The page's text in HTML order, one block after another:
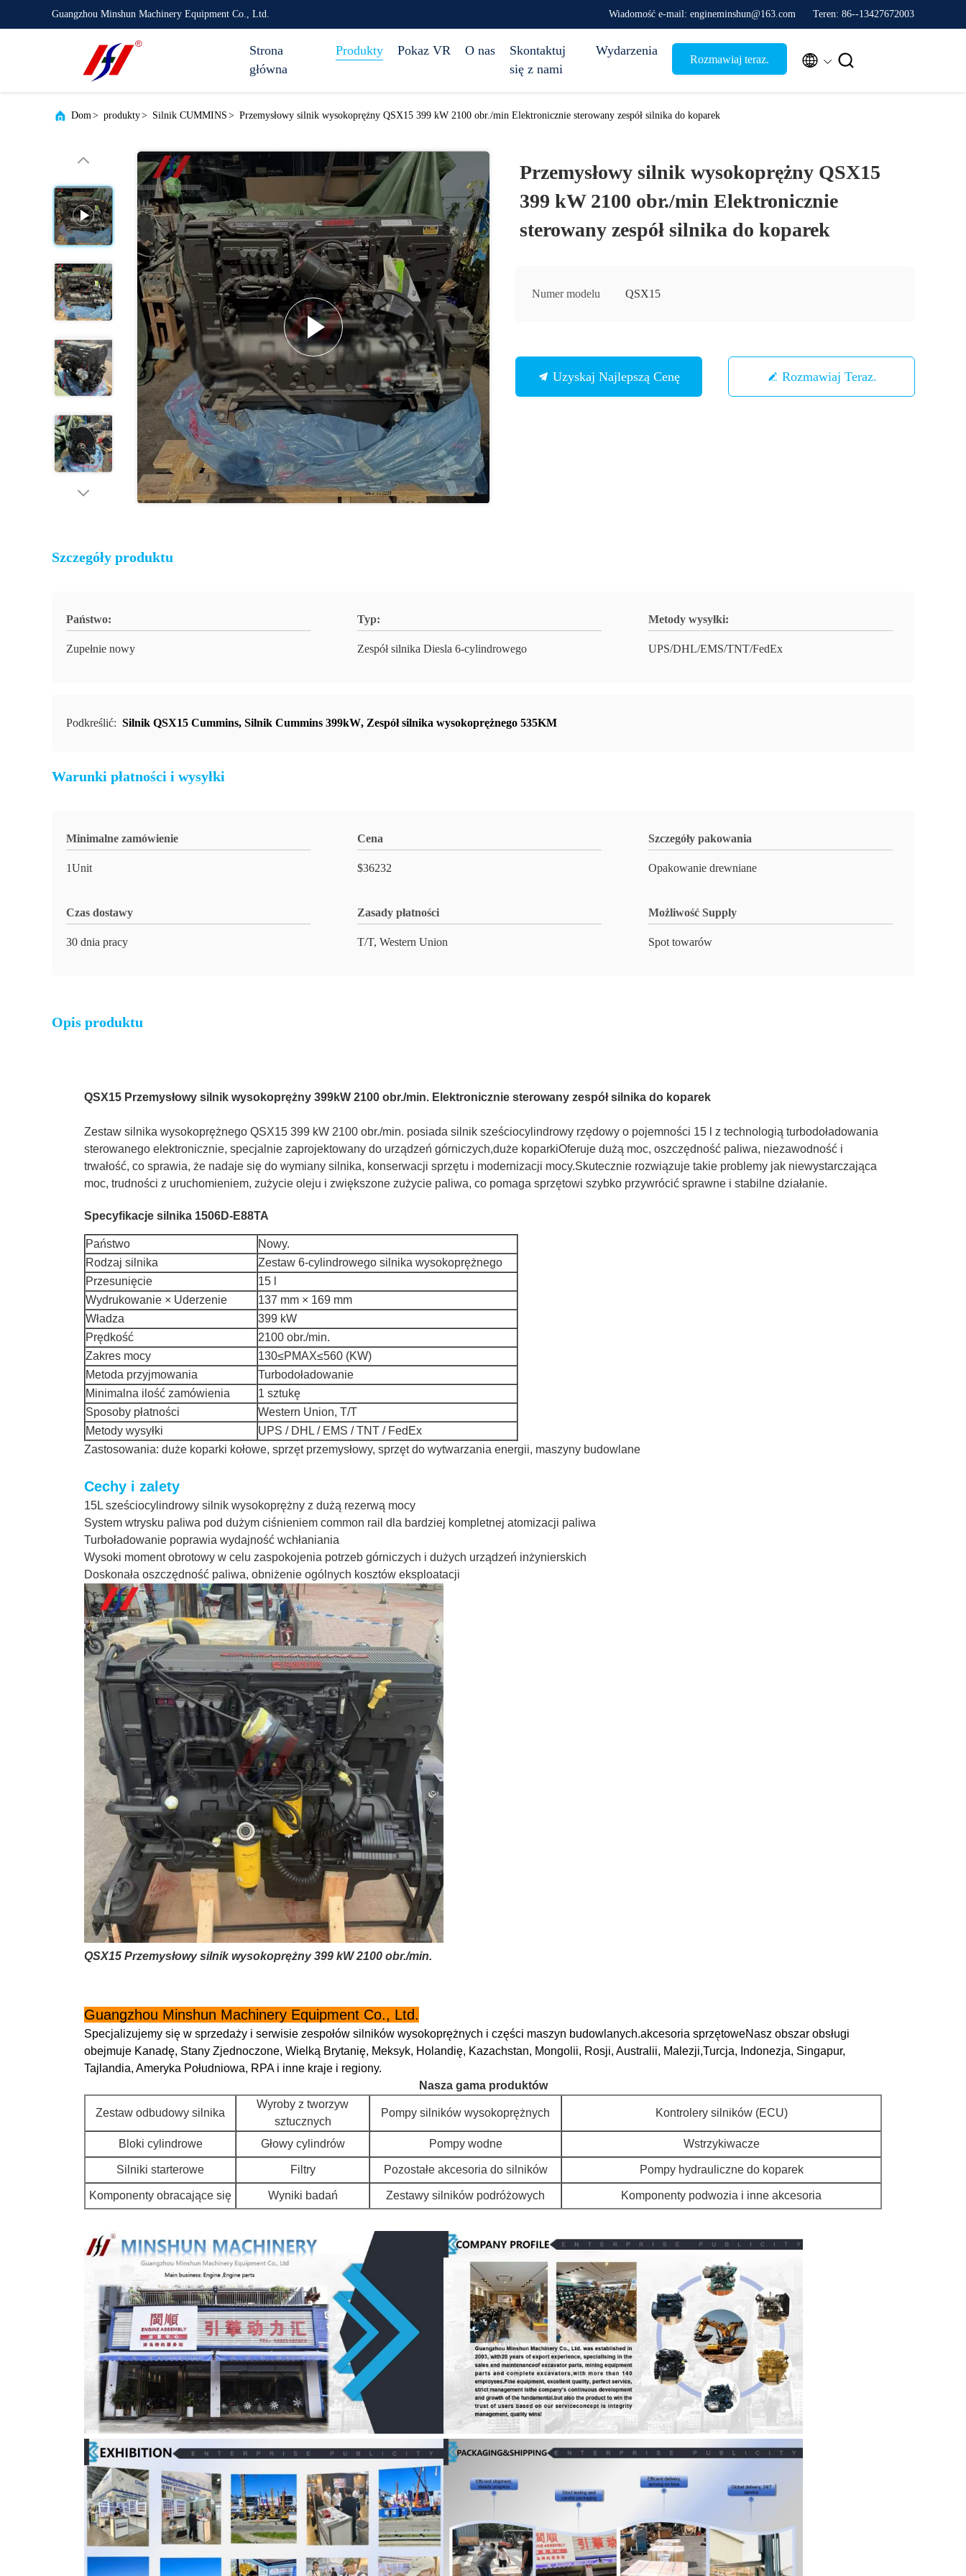
Guangzhou Minshun Machinery Equipment Co., Ltd. Wiadomość e-mail: engineminshun@163.com Teren: 86--13427672003
Strona
główna
Produkty Pokaz VR O nas
Skontaktuj
się z nami
Wydarzenia
Rozmawiaj teraz.  
Dom> produkty> Silnik CUMMINS > Przemysłowy silnik wysokoprężny QSX15 399 kW 2100 obr./min Elektronicznie sterowany zespół silnika do koparek
Przemysłowy silnik wysokoprężny QSX15
399 kW 2100 obr./min Elektronicznie
sterowany zespół silnika do koparek
Numer modelu QSX15
Uzyskaj Najlepszą Cenę Rozmawiaj Teraz.
Szczegóły produktu
Państwo:
Zupełnie nowy
Typ:
Zespół silnika Diesla 6-cylindrowego
Metody wysyłki:
UPS/DHL/EMS/TNT/FedEx
Podkreślić: Silnik QSX15 Cummins, Silnik Cummins 399kW, Zespół silnika wysokoprężnego 535KM
Warunki płatności i wysyłki
Minimalne zamówienie
1Unit
Cena
$36232
Szczegóły pakowania
Opakowanie drewniane
Czas dostawy
30 dnia pracy
Zasady płatności
T/T, Western Union
Możliwość Supply
Spot towarów
Opis produktu
QSX15 Przemysłowy silnik wysokoprężny 399kW 2100 obr./min. Elektronicznie sterowany zespół silnika do koparek
Zestaw silnika wysokoprężnego QSX15 399 kW 2100 obr./min. posiada silnik sześciocylindrowy rzędowy o pojemności 15 l z technologią turbodoładowania
sterowanego elektronicznie, specjalnie zaprojektowany do urządzeń górniczych,duże koparkiOferuje dużą moc, oszczędność paliwa, niezawodność i
trwałość, co sprawia, że nadaje się do wymiany silnika, konserwacji sprzętu i modernizacji mocy.Skutecznie rozwiązuje takie problemy jak niewystarczająca
moc, trudności z uruchomieniem, zużycie oleju i zwiększone zużycie paliwa, co pomaga sprzętowi szybko przywrócić sprawne i stabilne działanie.
Specyfikacje silnika 1506D-E88TA
Państwo
Nowy.
Rodzaj silnika
Zestaw 6-cylindrowego silnika wysokoprężnego
Przesunięcie
15 l
Wydrukowanie × Uderzenie
137 mm × 169 mm
Władza
399 kW
Prędkość
2100 obr./min.
Zakres mocy
130≤PMAX≤560 (KW)
Metoda przyjmowania
Turbodoładowanie
Minimalna ilość zamówienia
1 sztukę
Sposoby płatności
Western Union, T/T
Metody wysyłki
UPS / DHL / EMS / TNT / FedEx
Zastosowania: duże koparki kołowe, sprzęt przemysłowy, sprzęt do wytwarzania energii, maszyny budowlane
Cechy i zalety
15L sześciocylindrowy silnik wysokoprężny z dużą rezerwą mocy
System wtrysku paliwa pod dużym ciśnieniem common rail dla bardziej kompletnej atomizacji paliwa
Turboładowanie poprawia wydajność wchłaniania
Wysoki moment obrotowy w celu zaspokojenia potrzeb górniczych i dużych urządzeń inżynierskich
Doskonała oszczędność paliwa, obniżenie ogólnych kosztów eksploatacji
QSX15 Przemysłowy silnik wysokoprężny 399 kW 2100 obr./min.
Guangzhou Minshun Machinery Equipment Co., Ltd.
Specjalizujemy się w sprzedaży i serwisie zespołów silników wysokoprężnych i części maszyn budowlanych.akcesoria sprzętoweNasz obszar obsługi
obejmuje Kanadę, Stany Zjednoczone, Wielką Brytanię, Meksyk, Holandię, Kazachstan, Mongolii, Rosji, Australii, Malezji,Turcja, Indonezja, Singapur,
Tajlandia, Ameryka Południowa, RPA i inne kraje i regiony.
Nasza gama produktów
Zestaw odbudowy silnika
Wyroby z tworzyw
sztucznych
Pompy silników wysokoprężnych Kontrolery silników (ECU)
Bloki cylindrowe Głowy cylindrów Pompy wodne Wstrzykiwacze
Silniki starterowe Filtry Pozostałe akcesoria do silników Pompy hydrauliczne do koparek
Komponenty obracające się Wyniki badań Zestawy silników podróżowych Komponenty podwozia i inne akcesoria